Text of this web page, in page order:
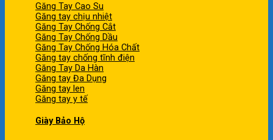
Găng Tay Cao Su
Găng tay chịu nhiệt
Găng Tay Chống Cắt
Găng Tay Chống Dầu
Găng Tay Chống Hóa Chất
Găng tay chống tĩnh điện
Găng Tay Da Hàn
Găng tay Đa Dụng
Găng tay len
Găng tay y tế
Giày Bảo Hộ